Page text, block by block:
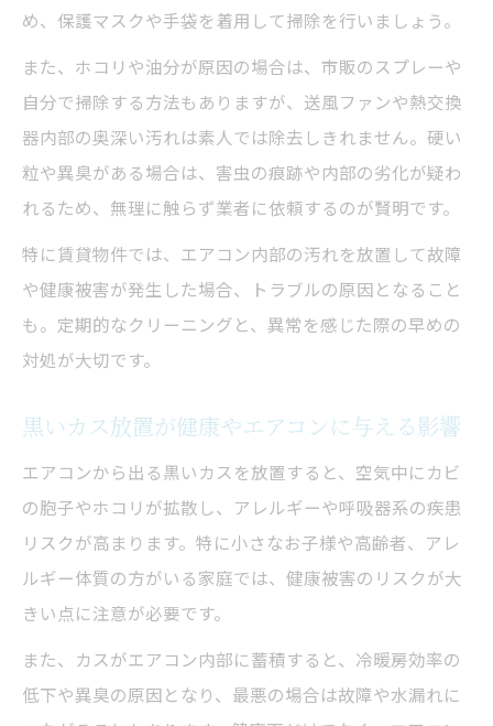
め、保護マスクや手袋を着用して掃除を行いましょう。
また、ホコリや油分が原因の場合は、市販のスプレーや
自分で掃除する方法もありますが、送風ファンや熱交換
器内部の奥深い汚れは素人では除去しきれません。硬い
粒や異臭がある場合は、害虫の痕跡や内部の劣化が疑わ
れるため、無理に触らず業者に依頼するのが賢明です。
特に賃貸物件では、エアコン内部の汚れを放置して故障
や健康被害が発生した場合、トラブルの原因となること
も。定期的なクリーニングと、異常を感じた際の早めの
対処が大切です。
黒いカス放置が健康やエアコンに与える影響
エアコンから出る黒いカスを放置すると、空気中にカビ
の胞子やホコリが拡散し、アレルギーや呼吸器系の疾患
リスクが高まります。特に小さなお子様や高齢者、アレ
ルギー体質の方がいる家庭では、健康被害のリスクが大
きい点に注意が必要です。
また、カスがエアコン内部に蓄積すると、冷暖房効率の
低下や異臭の原因となり、最悪の場合は故障や水漏れに